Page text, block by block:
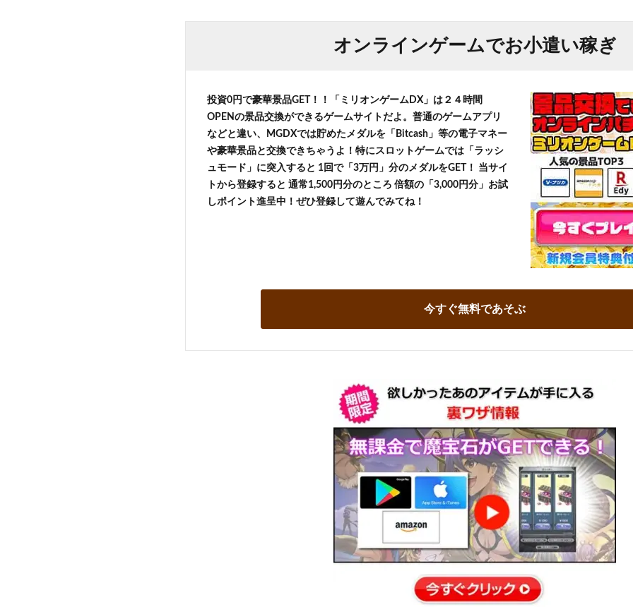
オンラインゲームでお小遣い稼ぎ
投資0円で豪華景品GET！！「ミリオンゲームDX」は２４時間
OPENの景品交換ができるゲームサイトだよ。普通のゲームアプリ
などと違い、MGDXでは貯めたメダルを「Bitcash」等の電子マネー
や豪華景品と交換できちゃうよ！特にスロットゲームでは「ラッシ
ュモード」に突入すると 1回で「3万円」分のメダルをGET！ 当サイ
トから登録すると 通常1,500円分のところ 倍額の「3,000円分」お試
しポイント進呈中！ぜひ登録して遊んでみてね！
今すぐ無料であそぶ